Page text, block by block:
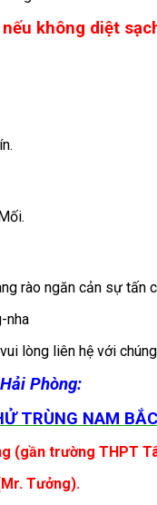
không diệt
rào ngăn cản sự tấn
lòng liên hệ với
Phòng:
TRÙNG NAM BẮC
(gần trường THPT
Tưởng).